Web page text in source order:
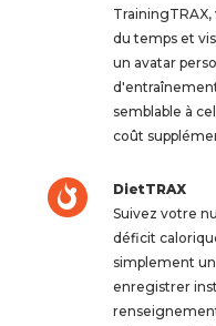
TrainingTRAX,
du temps et
un avatar
semblable à
coût
DietTRAX
Suivez votre
déficit
simplement
enregistrer